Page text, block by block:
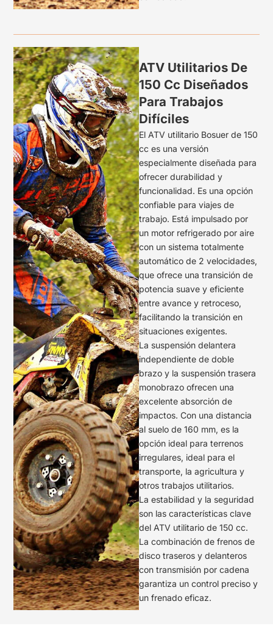
ATV Utilitarios De
150 Cc Diseñados
Para Trabajos
Difíciles
El ATV utilitario Bosuer de 150
cc es una versión
especialmente diseñada para
ofrecer durabilidad y
funcionalidad. Es una opción
confiable para viajes de
trabajo. Está impulsado por
un motor refrigerado por aire
con un sistema totalmente
automático de 2 velocidades,
que ofrece una transición de
potencia suave y eficiente
entre avance y retroceso,
facilitando la transición en
situaciones exigentes.
La suspensión delantera
independiente de doble
brazo y la suspensión trasera
monobrazo ofrecen una
excelente absorción de
impactos. Con una distancia
al suelo de 160 mm, es la
opción ideal para terrenos
irregulares, ideal para el
transporte, la agricultura y
otros trabajos utilitarios.
La estabilidad y la seguridad
son las características clave
del ATV utilitario de 150 cc.
La combinación de frenos de
disco traseros y delanteros
con transmisión por cadena
garantiza un control preciso y
un frenado eficaz.